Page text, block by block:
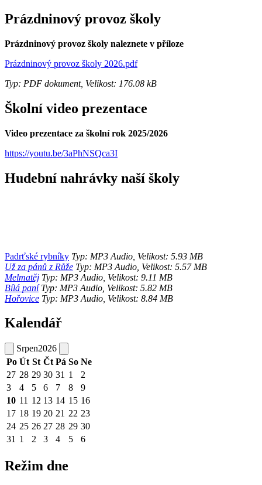
Prázdninový provoz školy
Prázdninový provoz školy naleznete v příloze
Prázdninový provoz školy 2026.pdf
Typ: PDF dokument, Velikost: 176.08 kB
Školní video prezentace
Video prezentace za školní rok 2025/2026
https://youtu.be/3aPhNSQca3I
Hudební nahrávky naší školy
Padrťské rybníky Typ: MP3 Audio, Velikost: 5.93 MB
Už za pánů z Růže Typ: MP3 Audio, Velikost: 5.57 MB
Melmatěj Typ: MP3 Audio, Velikost: 9.11 MB
Bílá paníTyp: MP3 Audio, Velikost: 5.82 MB
Hořovice Typ: MP3 Audio, Velikost: 8.84 MB
Kalendář
Srpen2026
Po Út St Čt Pá So Ne
27 28 29 30 31 1
2
3
4 5 6 7 8
9
10 11 12 13 14 15 16
17 18 19 20 21 22 23
24 25 26 27 28 29 30
31 1 2 3 4 5 6
Režim dne